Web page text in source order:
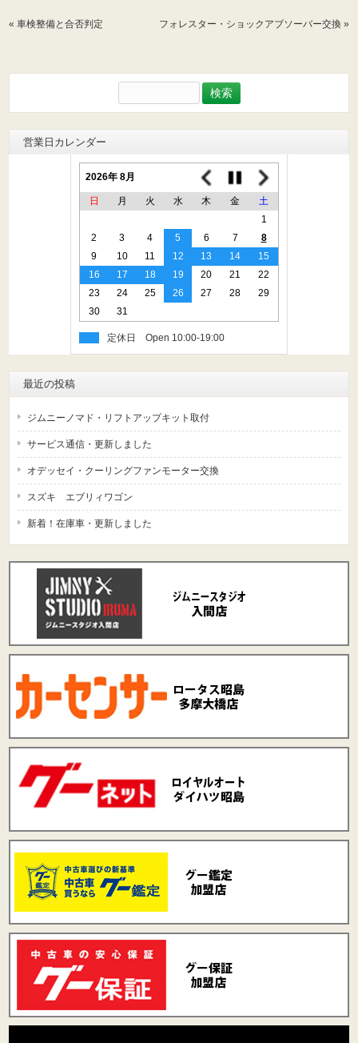
«車検整備と合否判定 フォレスター・ショックアブソーバー交換 »
索:
営業日カレンダー
2026年 8月
日 月 火 水 木 金
土
1
2
3 4 5 6 7
8
9
10 11 12 13 14
15
16
17 18 19 20 21
22
23
24 25 26 27 28
29
30
31
定休日
最近の投稿
ジムニーノマド・リフトアップキット取付
サービス通信・更新しました
オデッセイ・クーリングファンモーター交換
スズキ エブリィワゴン
新着！在庫車・更新しました